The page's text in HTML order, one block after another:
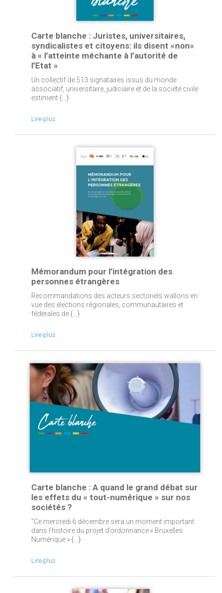
Carte blanche : Juristes, universitaires,
syndicalistes et citoyens: ils disent «non»
à « l’atteinte méchante à l’autorité de
l’Etat »
Un collectif de 513 signataires issus du monde
associatif, universitaire, judiciaire et de la société civile
estiment {...}
Lire plus
Mémorandum pour l’intégration des
personnes étrangères
Recommandations des acteurs sectoriels wallons en
vue des élections régionales, communautaires et
fédérales de {...}
Lire plus
Carte blanche : A quand le grand débat sur
les effets du « tout-numérique » sur nos
sociétés ?
"Ce mercredi 6 décembre sera un moment important
dans l’histoire du projet d’ordonnance « Bruxelles
Numérique » {...}
Lire plus